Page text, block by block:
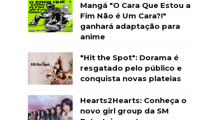
Mangá "O Cara Que Estou a
Fim Não é Um Cara?!"
ganhará adaptação para
anime
"Hit the Spot": Dorama é
resgatado pelo público e
conquista novas plateias
Hearts2Hearts: Conheça o
novo girl group da SM